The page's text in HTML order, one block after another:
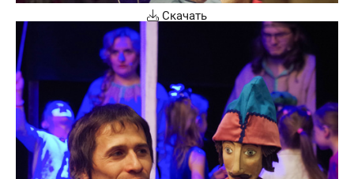
Скачать